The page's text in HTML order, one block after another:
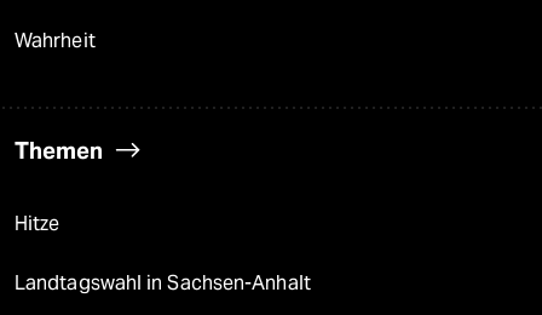
Wahrheit
Themen
Hitze
Landtagswahl in Sachsen-Anhalt